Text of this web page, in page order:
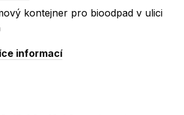
kontejner pro bioodpad v ulici
informací